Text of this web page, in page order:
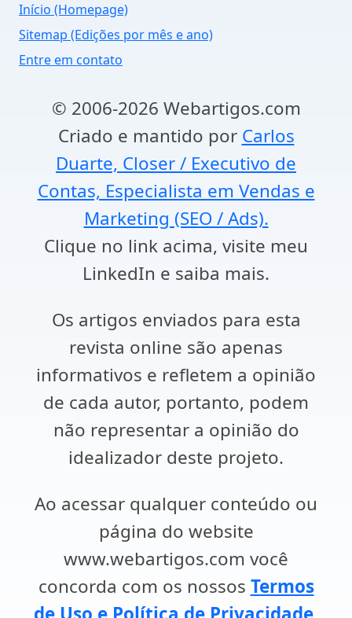
Início (Homepage)
Sitemap (Edições por mês e ano)
Entre em contato
© 2006-2026 Webartigos.com
Criado e mantido por Carlos
Duarte, Closer / Executivo de
Contas, Especialista em Vendas e
Marketing (SEO / Ads).
Clique no link acima, visite meu
LinkedIn e saiba mais.
Os artigos enviados para esta
revista online são apenas
informativos e refletem a opinião
de cada autor, portanto, podem
não representar a opinião do
idealizador deste projeto.
Ao acessar qualquer conteúdo ou
página do website
www.webartigos.com você
concorda com os nossos Termos